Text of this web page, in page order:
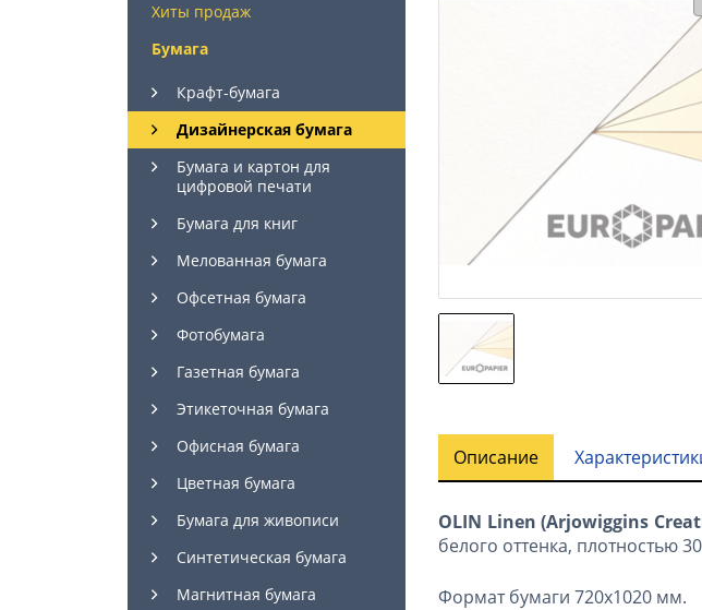
Хиты продаж
Бумага
Крафт-бумага
Дизайнерская бумага
Бумага и картон для
цифровой печати
Бумага для книг
Мелованная бумага
Офсетная бумага
Фотобумага
Газетная бумага
Этикеточная бумага
Офисная бумага
Цветная бумага
Бумага для живописи
Синтетическая бумага
Магнитная бумага
Описание
OLIN Linen (Arjowiggins
белого оттенка, плотностью
Формат бумаги 720х1020 мм.